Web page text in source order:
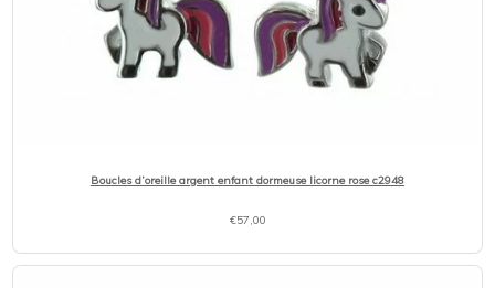
Boucles d’oreille argent enfant dormeuse licorne rose c2948
€57,00